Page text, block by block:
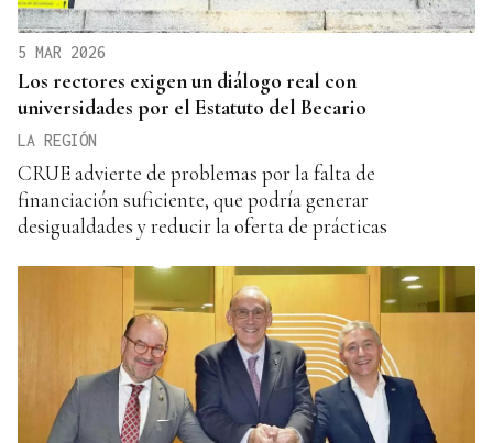
5 MAR 2026
Los rectores exigen un diálogo real con
universidades por el Estatuto del Becario
LA REGIÓN
CRUE advierte de problemas por la falta de
financiación suficiente, que podría generar
desigualdades y reducir la oferta de prácticas